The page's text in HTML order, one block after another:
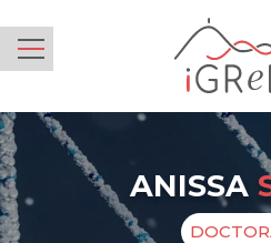
ANISSA